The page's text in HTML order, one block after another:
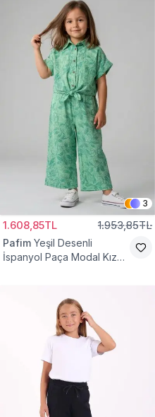
3
1.608,85TL 1.953,85TL
Pafim Yeşil Desenli
İspanyol Paça Modal Kız